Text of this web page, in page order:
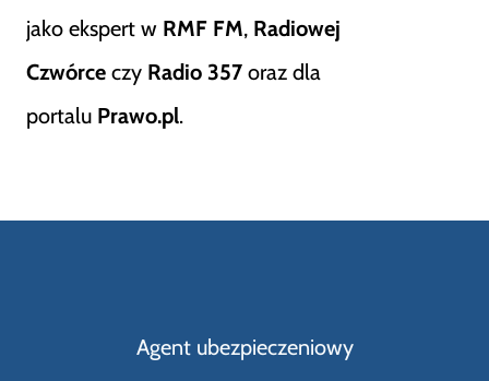
jako ekspert w RMF FM, Radiowej
Czwórce czy Radio 357 oraz dla
portalu Prawo.pl.
Agent ubezpieczeniowy